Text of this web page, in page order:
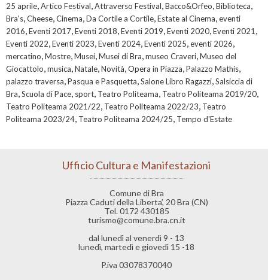
25 aprile,Artico Festival,Attraverso Festival,Bacco&Orfeo,Biblioteca,
Bra's,Cheese,Cinema,Da Cortile a Cortile,Estate al Cinema,eventi
2016,Eventi 2017,Eventi 2018,Eventi 2019,Eventi 2020,Eventi 2021,
Eventi 2022,Eventi 2023,Eventi 2024,Eventi 2025,eventi 2026,
mercatino,Mostre,Musei,Musei di Bra,museo Craveri,Museo del
Giocattolo,musica,Natale,Novità,Opera in Piazza,Palazzo Mathis,
palazzo traversa,Pasqua e Pasquetta,Salone Libro Ragazzi,Salsiccia di
Bra,Scuola di Pace, sport, Teatro Politeama, Teatro Politeama 2019/20,
Teatro Politeama 2021/22, Teatro Politeama 2022/23, Teatro
Politeama 2023/24, Teatro Politeama 2024/25, Tempo d'Estate
Ufficio Cultura e Manifestazioni
Comune di Bra
Piazza Caduti della Liberta’, 20 Bra (CN)
Tel. 0172 430185
turismo@comune.bra.cn.it
dal lunedì al venerdì 9 - 13
lunedì, martedì e giovedì 15 -18
P.iva 03078370040